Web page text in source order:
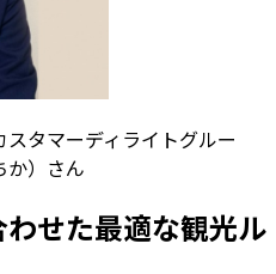
タマーディライトグルー
）さん
せた最適な観光ル